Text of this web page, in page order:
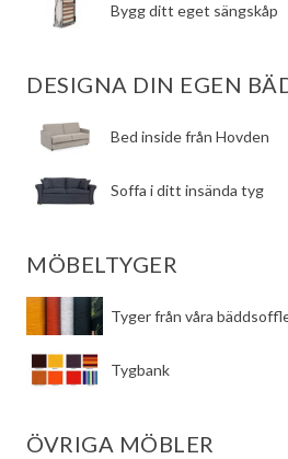
​Bygg ditt eget sängskåp
DESIGNA DIN EGEN
​Bed inside från Hovden
Soffa i ditt insända tyg
MÖBELTYGER
Tyger från våra
Tygbank
ÖVRIGA MÖBLER